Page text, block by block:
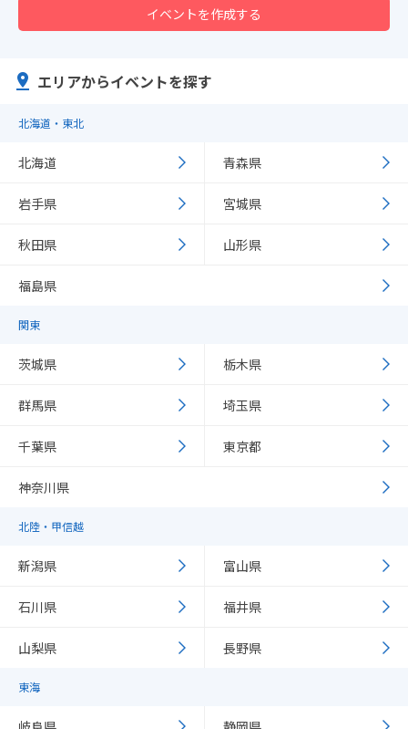
イベントを作成する
エリアからイベントを探す
北海道・東北
北海道 青森県
岩手県 宮城県
秋田県 山形県
福島県
関東
茨城県 栃木県
群馬県 埼玉県
千葉県 東京都
神奈川県
北陸・甲信越
新潟県 富山県
石川県 福井県
山梨県 長野県
東海